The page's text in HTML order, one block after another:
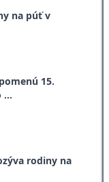
na púť v
15.
...
rodiny na